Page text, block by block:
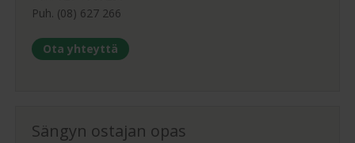
Puh. (08) 627 266
Ota yhteyttä
Sängyn ostajan opas